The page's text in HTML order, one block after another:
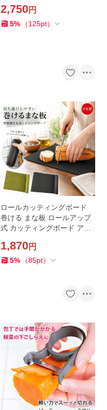
塩分 チェッカー 計算 計る 減
塩 ダイエット 高血圧 塩分制
2,750円
5% （125pt）
ロールカッティングボード
巻ける まな板 ロールアップ
式 カッティングボード アウ
きま収納 自立 両面使える カ
ッティングマット
1,870円
5% （85pt）